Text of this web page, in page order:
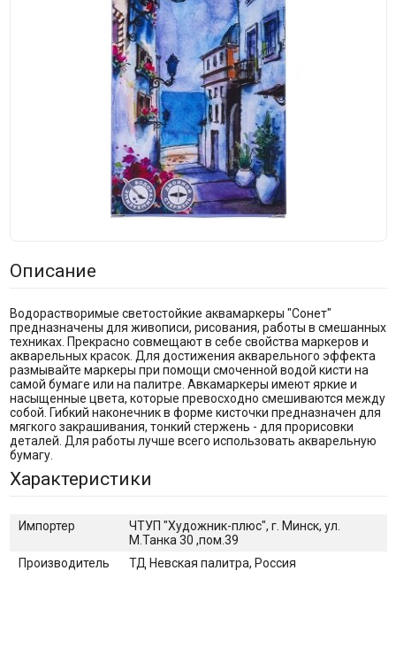
Описание
Водорастворимые светостойкие аквамаркеры "Сонет"
предназначены для живописи, рисования, работы в смешанных
техниках. Прекрасно совмещают в себе свойства маркеров и
акварельных красок. Для достижения акварельного эффекта
размывайте маркеры при помощи смоченной водой кисти на
самой бумаге или на палитре. Авкамаркеры имеют яркие и
насыщенные цвета, которые превосходно смешиваются между
собой. Гибкий наконечник в форме кисточки предназначен для
мягкого закрашивания, тонкий стержень - для прорисовки
деталей. Для работы лучше всего использовать акварельную
бумагу.
Характеристики
Импортер
ЧТУП "Художник-плюс", г. Минск, ул.
М.Танка 30 ,пом.39
Производитель
ТД Невская палитра, Россия